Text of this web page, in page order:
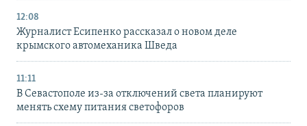
12:08
Журналист Есипенко рассказал о новом деле
крымского автомеханика Шведа
11:11
В Севастополе из-за отключений света планируют
менять схему питания светофоров